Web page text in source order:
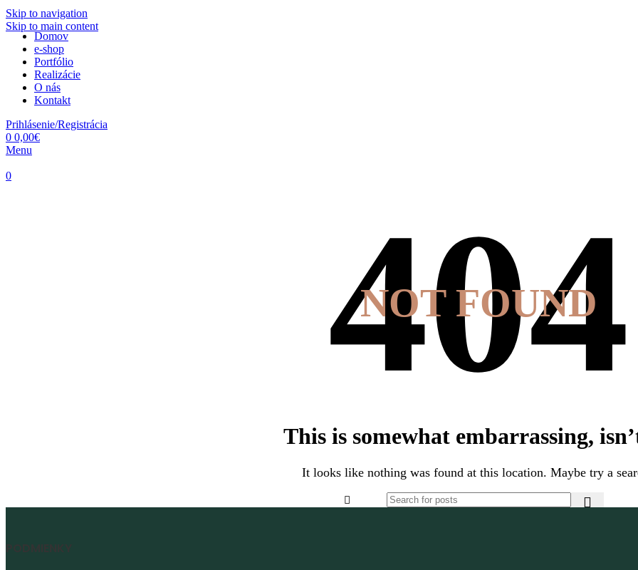
Skip to navigation
Skip to main content
Domov
e-shop
Portfólio
Realizácie
O nás
Kontakt
Prihlásenie/Registrácia
0 0,00€
Menu
0
NOT FOUND
This is somewhat embarrassing,
It looks like nothing was found at this location. Maybe try a
PODMIENKY